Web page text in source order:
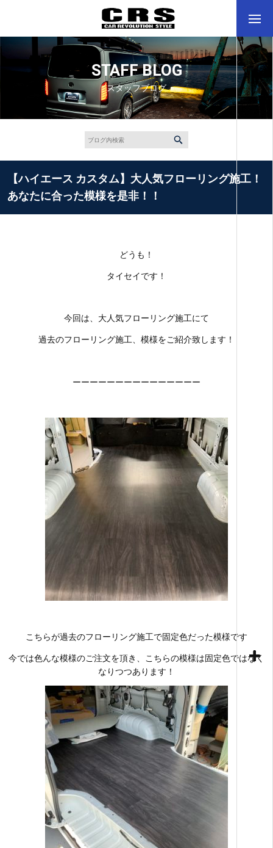
STAFF BLOG
スタッフブログ
【ハイエース カスタム】大人気フローリング施工！
あなたに合った模様を是非！！
どうも！
タイセイです！
今回は、大人気フローリング施工にて
過去のフローリング施工、模様をご紹介致します！
ーーーーーーーーーーーーーーー
こちらが過去のフローリング施工で固定色だった模様です
今では色んな模様のご注文を頂き、こちらの模様は固定色ではなく
なりつつあります！